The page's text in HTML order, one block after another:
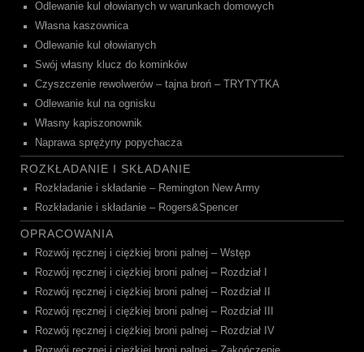
Odlewanie kul ołowianych w warunkach domowych
Własna kaszownica
Odlewanie kul ołowianych
Swój własny klucz do kominków
Czyszczenie rewolwerów – tajna broń – TRYTYTKA
Odlewanie kul na ognisku
Własny kapiszonownik
Naprawa sprężyny popychacza
ROZKŁADANIE I SKŁADANIE
Rozkładanie i składanie – Remington New Army
Rozkładanie i składanie – Rogers&Spencer
OPRACOWANIA
Rozwój ręcznej i ciężkiej broni palnej – Wstęp
Rozwój ręcznej i ciężkiej broni palnej – Rozdział I
Rozwój ręcznej i ciężkiej broni palnej – Rozdział II
Rozwój ręcznej i ciężkiej broni palnej – Rozdział III
Rozwój ręcznej i ciężkiej broni palnej – Rozdział IV